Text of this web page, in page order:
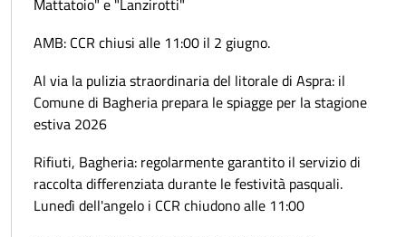
Mattatoio" e "Lanzirotti"
AMB: CCR chiusi alle 11:00 il 2 giugno.
Al via la pulizia straordinaria del litorale di Aspra: il
Comune di Bagheria prepara le spiagge per la stagione
estiva 2026
Rifiuti, Bagheria: regolarmente garantito il servizio di
raccolta differenziata durante le festività pasquali.
Lunedì dell'angelo i CCR chiudono alle 11:00